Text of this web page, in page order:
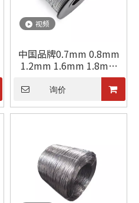
视频
中国品牌0.7mm 0.8mm
1.2mm 1.6mm 1.8mm
2mm直径镀锌钢丝
询价